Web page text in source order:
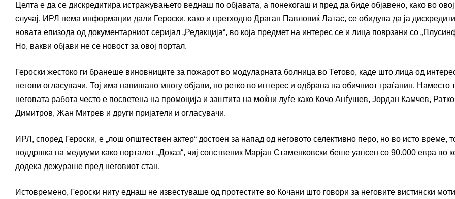
Целта е да се дискредитира истражувањето веднаш по објавата, а понекогаш и пред да биде објавено, како во овој
случај. ИРЛ нема информации дали Героски, како и претходно Драган Павловиќ Латас, се обидува да ја
новата епизода од документарниот серијал „Редакција“, во која предмет на интерес се и лица поврзани со
Но, вакви објави не се новост за овој портал.
Героски жестоко ги бранеше виновниците за пожарот во модуларната болница во Тетово, каде што лица од
негови огласувачи. Тој има напишано многу објави, но ретко во интерес и одбрана на обичниот граѓанин. Наместо
неговата работа често е посветена на промоција и заштита на моќни луѓе како Кочо Анѓушев, Јордан Камчев, Ратко
Димитров, Жан Митрев и други пријатели и огласувачи.
ИРЛ, според Героски, е „лош општествен актер“ достоен за напад од неговото селективно перо, но во исто време,
поддршка на медиуми како порталот „Доказ“, чиј сопственик Марјан Стаменковски беше уапсен со 90.000 евра во
додека дежураше пред неговиот стан.
Истовремено, Героски ниту еднаш не известуваше од протестите во Кочани што говори за неговите вистински